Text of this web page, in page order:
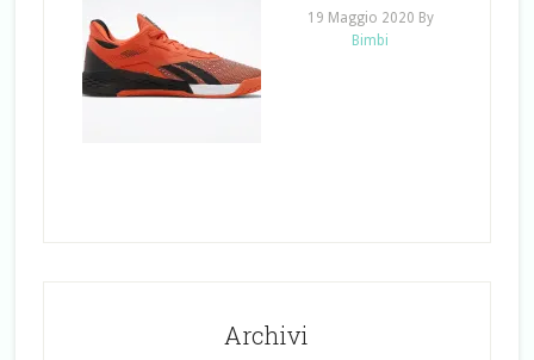
19 Maggio 2020 By
Bimbi
Archivi